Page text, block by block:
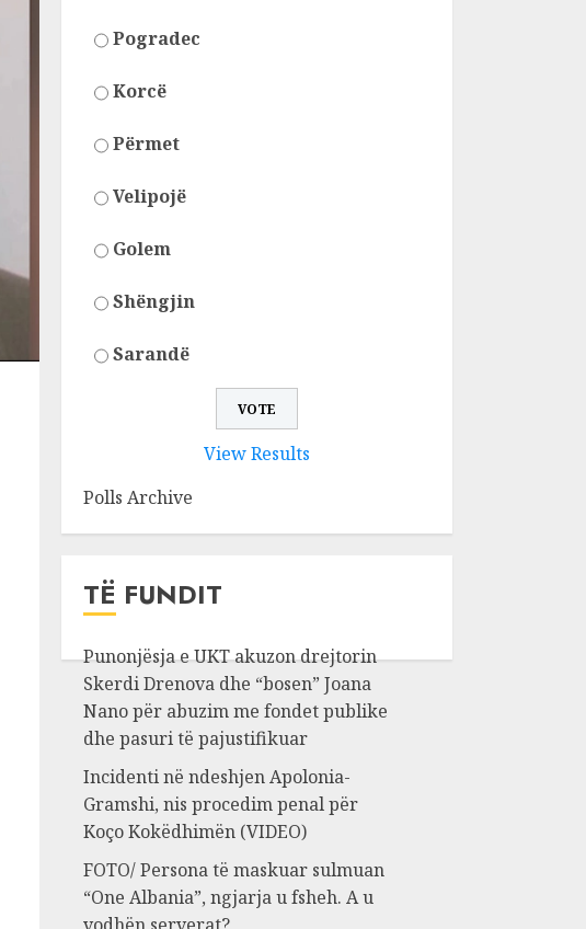
Pogradec
Korcë
Përmet
Velipojë
Golem
Shëngjin
Sarandë
View Results
Polls Archive
TË FUNDIT
Punonjësja e UKT akuzon drejtorin
Skerdi Drenova dhe “bosen” Joana
Nano për abuzim me fondet publike
dhe pasuri të pajustifikuar
Incidenti në ndeshjen Apolonia-
Gramshi, nis procedim penal për
Koço Kokëdhimën (VIDEO)
FOTO/ Persona të maskuar sulmuan
“One Albania”, ngjarja u fsheh. A u